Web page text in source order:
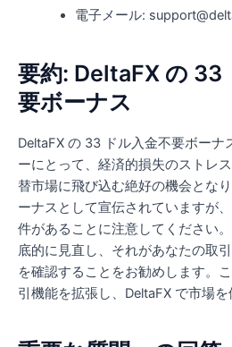
電子メール:
要約: DeltaFX の 33
要ボーナス
DeltaFX の 33 ドル入金不要ボーナ
ーにとって、経済的損失のストレ
替市場に飛び込む絶好の機会とな
ーナスとして宣伝されていますが
件があることに注意してください
底的に見直し、それがあなたの取
を確認することをお勧めします。
引機能を拡張し、DeltaFX で市場を